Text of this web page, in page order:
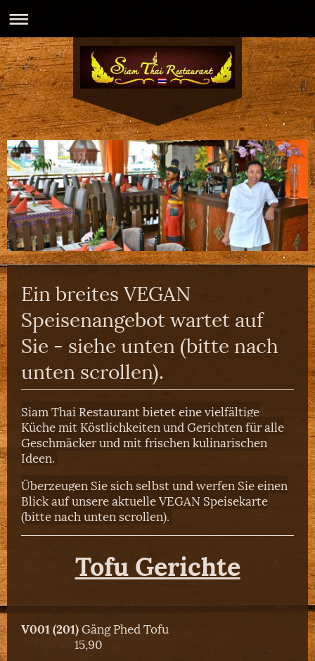
Ein breites VEGAN
Speisenangebot wartet auf
Sie - siehe unten (bitte nach
unten scrollen).
Siam Thai Restaurant bietet eine vielfältige
Küche mit Köstlichkeiten und Gerichten für alle
Geschmäcker und mit frischen kulinarischen
Ideen.
Überzeugen Sie sich selbst und werfen Sie einen
Blick auf unsere aktuelle VEGAN Speisekarte
(bitte nach unten scrollen).
Tofu Gerichte
V001 (201)Gäng Phed Tofu
15,90